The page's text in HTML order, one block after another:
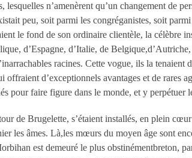
n’amenèrent qu’un changement de
peu, soit parmi les congréganistes, soit
le fond de son ordinaire clientèle, la célèbre
d’Espagne, d’Italie, de
racines. Cette vogue, ils la
d’exceptionnels avantages et de rares
pour faire figure dans le monde, et y perpétuer
de Brugelette, s’étaient installés, en plein
les âmes. Là,les mœurs du moyen âge sont
est demeuré le plus obstinémentbreton,